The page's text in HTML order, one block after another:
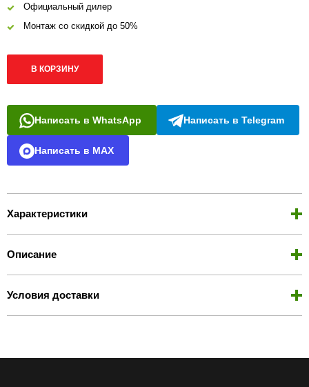
Официальный дилер
Монтаж со скидкой до 50%
В КОРЗИНУ
Написать в WhatsApp Написать в Telegram
Написать в MAX
Характеристики
Описание
Условия доставки